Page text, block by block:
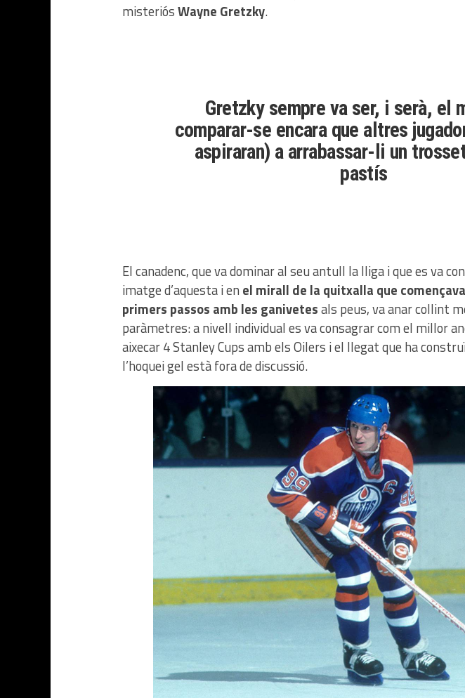
misteriósWayne Gretzky.
Gretzky sempre va ser, i serà, el
comparar-se encara que altres
aspiraran) a arrabassar-li un trosset
pastís
El canadenc, que va dominar al seu antull la lliga i que es va
imatge d’aquesta i en el mirall de la quitxalla que
primers passos amb les ganivetesals peus, va anar collint
paràmetres: a nivell individual es va consagrar com el millor
aixecar 4 Stanley Cups amb els Oilers i el llegat que ha
l’hoquei gel està fora de discussió.